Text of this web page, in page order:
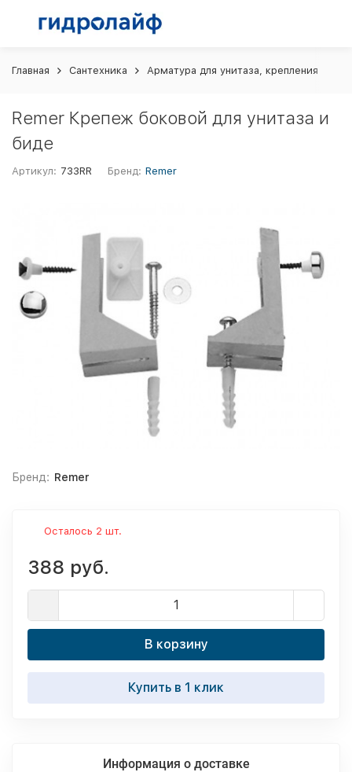
Главная Сантехника Арматура для унитаза, крепления
Remer Крепеж боковой для унитаза и
биде
Артикул: 733RR Бренд: Remer
Бренд: Remer
Осталось 2 шт.
388 руб.
В корзину
Купить в 1 клик
Информация о доставке